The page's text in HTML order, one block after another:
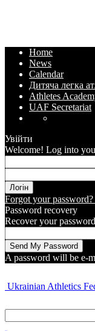
Home
News
Calendar
Дитяча легка
Athletes
UAF Secretariat
Увійти
Welcome! Log into
Forgot your
Password recovery
Recover your password
A password will be e-
Ukrainian Athletics